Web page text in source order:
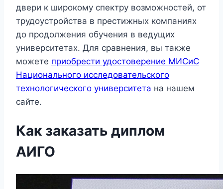
двери к широкому спектру возможностей, от
трудоустройства в престижных компаниях
до продолжения обучения в ведущих
университетах. Для сравнения, вы также
можете приобрести удостоверение МИСиС
Национального исследовательского
технологического университета на нашем
сайте.
Как заказать диплом
АИГО